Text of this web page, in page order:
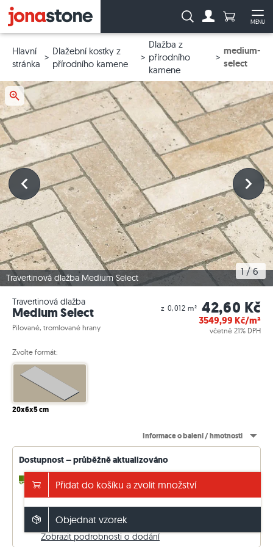
MENU
Vyhledávání:Počet
Hlavní
stránka
Dlažební kostky z
přírodního kamene
Dlažba z
přírodního
kamene
medium-
select
Travertinová dlažba Medium Select
1 / 6
Travertinová dlažba
Medium Select
Pilované, tromlované hrany
z 0,012 m² 42,60 Kč
3549,99 Kč/m²
včetně 21% DPH
Zvolte formát:
20x6x5 cm
Informace o balení / hmotnosti
Dostupnost – průběžně aktualizováno
2 - 3 Týdny
až 40392,00 m² (v přítoku)
Doprava zdarma od 130.000 Kč
jinak 5.000 Kč. Ceny včetně 21 % DPH.
Zobrazit podrobnosti o dodání
Přidat do košíku a zvolit množství
Objednat vzorek